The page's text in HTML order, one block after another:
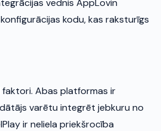
vednis AppLovin
kodu, kas raksturīgs
faktori. Abas platformas ir
varētu integrēt jebkuru no
ir neliela priekšrocība